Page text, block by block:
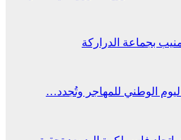
بجماعة الدراركة
الوطني للمهاجر وتُجدد…